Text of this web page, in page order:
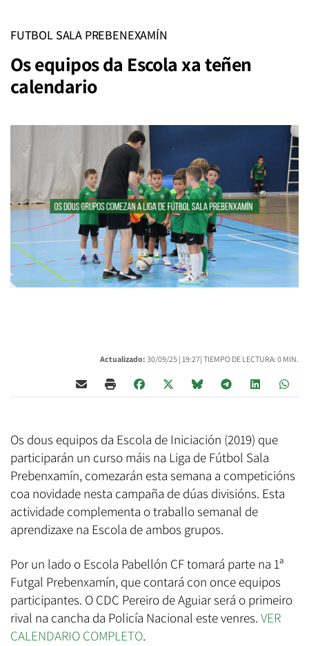
FUTBOL SALA PREBENEXAMÍN
Os equipos da Escola xa teñen
calendario
Actualizado: 30/09/25 | 19:27| TIEMPO DE LECTURA: 0 MIN.
Os dous equipos da Escola de Iniciación (2019) que
participarán un curso máis na Liga de Fútbol Sala
Prebenxamín, comezarán esta semana a competicións
coa novidade nesta campaña de dúas divisións. Esta
actividade complementa o traballo semanal de
aprendizaxe na Escola de ambos grupos.
Por un lado o Escola Pabellón CF tomará parte na 1ª
Futgal Prebenxamín, que contará con once equipos
participantes. O CDC Pereiro de Aguiar será o primeiro
rival na cancha da Policía Nacional este venres. VER
CALENDARIO COMPLETO.